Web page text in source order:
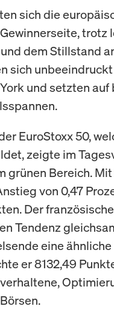
sich die
trotz
dem Stillstand
sich
und setzten
EuroStoxx 50,
zeigte im
grünen Bereich.
von 0,47
Der
Tendenz
eine
er 8132,49